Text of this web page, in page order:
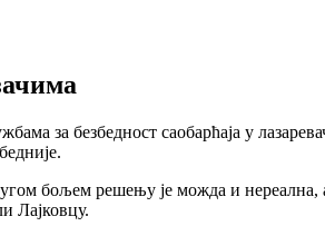
за безбедност саобарћаја у
бољем решењу је можда и нереална,
Лајковцу.